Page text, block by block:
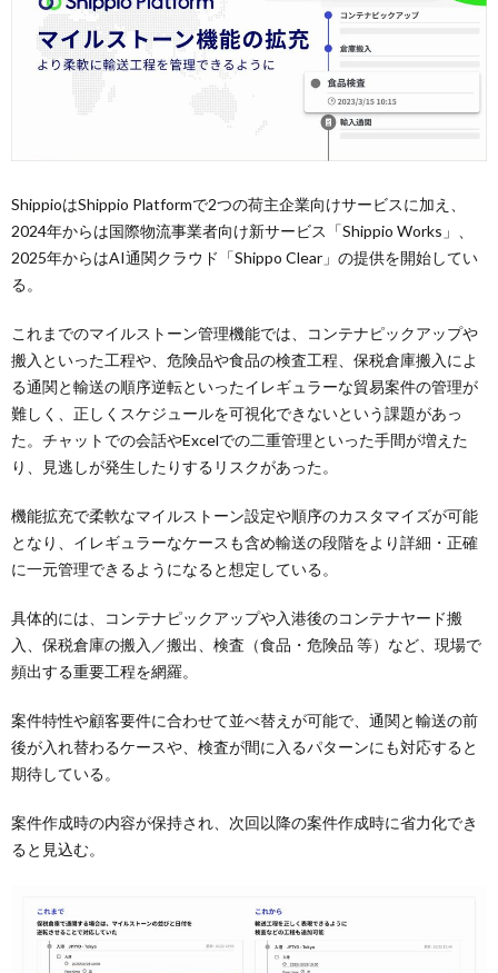
ShippioはShippio Platformで2つの荷主企業向けサービスに加え、
2024年からは国際物流事業者向け新サービス「Shippio Works」、
2025年からはAI通関クラウド「Shippo Clear」の提供を開始してい
る。
これまでのマイルストーン管理機能では、コンテナピックアップや
搬入といった工程や、危険品や食品の検査工程、保税倉庫搬入によ
る通関と輸送の順序逆転といったイレギュラーな貿易案件の管理が
難しく、正しくスケジュールを可視化できないという課題があっ
た。チャットでの会話やExcelでの二重管理といった手間が増えた
り、見逃しが発生したりするリスクがあった。
機能拡充で柔軟なマイルストーン設定や順序のカスタマイズが可能
となり、イレギュラーなケースも含め輸送の段階をより詳細・正確
に一元管理できるようになると想定している。
具体的には、コンテナピックアップや入港後のコンテナヤード搬
入、保税倉庫の搬入／搬出、検査（食品・危険品 等）など、現場で
頻出する重要工程を網羅。
案件特性や顧客要件に合わせて並べ替えが可能で、通関と輸送の前
後が入れ替わるケースや、検査が間に入るパターンにも対応すると
期待している。
案件作成時の内容が保持され、次回以降の案件作成時に省力化でき
ると見込む。